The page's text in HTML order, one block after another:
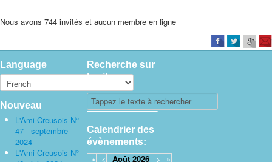
Nous avons 744 invités et aucun membre en ligne
Language
Nouveau
L'Ami Creusois N°
47 - septembre
2024
L'Ami Creusois N°
Recherche sur
le site
Calendrier des
évènements:
« < Août 2026 > »